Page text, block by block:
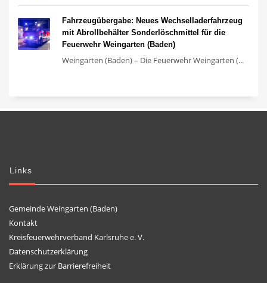
Fahrzeugübergabe: Neues Wechselladerfahrzeug
mit Abrollbehälter Sonderlöschmittel für die
Feuerwehr Weingarten (Baden)
Weingarten (Baden) – Die Feuerwehr Weingarten (...
Links
Gemeinde Weingarten (Baden)
Kontakt
Kreisfeuerwehrverband Karlsruhe e. V.
Datenschutzerklärung
Erklärung zur Barrierefreiheit